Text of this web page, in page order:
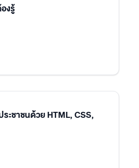
งรู้
ะชาชนด้วย HTML, CSS,